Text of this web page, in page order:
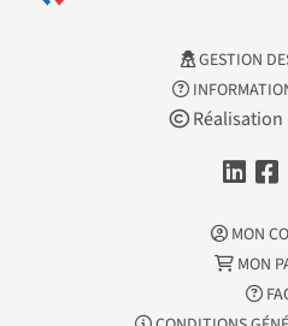
GESTION
Réalisation
MON
MON